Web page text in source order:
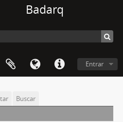
Badarq
Entrar
Buscar